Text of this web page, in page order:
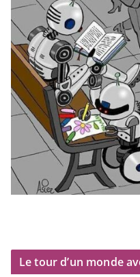
Le tour d’un monde